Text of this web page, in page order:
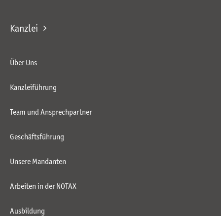
Kanzlei
Über Uns
Kanzleiführung
Team und Ansprechpartner
Geschäftsführung
Unsere Mandanten
Arbeiten in der NOTAX
Ausbildung